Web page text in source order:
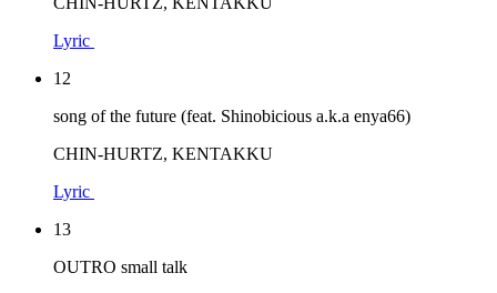
Lyric
12
song of the future (feat. Shinobicious a.k.a enya66)
CHIN-HURTZ, KENTAKKU
Lyric
13
OUTRO small talk